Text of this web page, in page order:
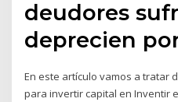
deudores
deprecien
En este artículo vamos a tratar
para invertir capital en Inventir